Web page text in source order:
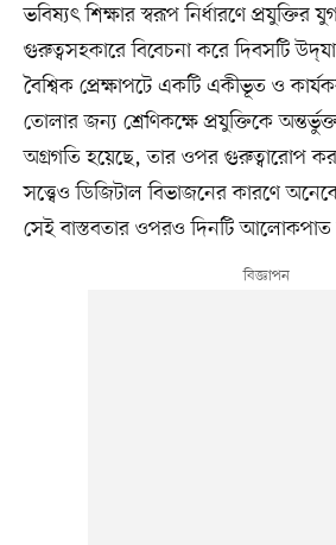
ভবিষ্যৎ শিক্ষার স্বরূপ নির্ধারণে প্রযুক্তির
গুরুত্বসহকারে বিবেচনা করে দিবসটি
বৈশ্বিক প্রেক্ষাপটে একটি একীভূত ও
তোলার জন্য শ্রেণিকক্ষে প্রযুক্তিকে
অগ্রগতি হয়েছে, তার ওপর গুরুত্বারোপ
সত্ত্বেও ডিজিটাল বিভাজনের কারণে
সেই বাস্তবতার ওপরও দিনটি আলোকপাত